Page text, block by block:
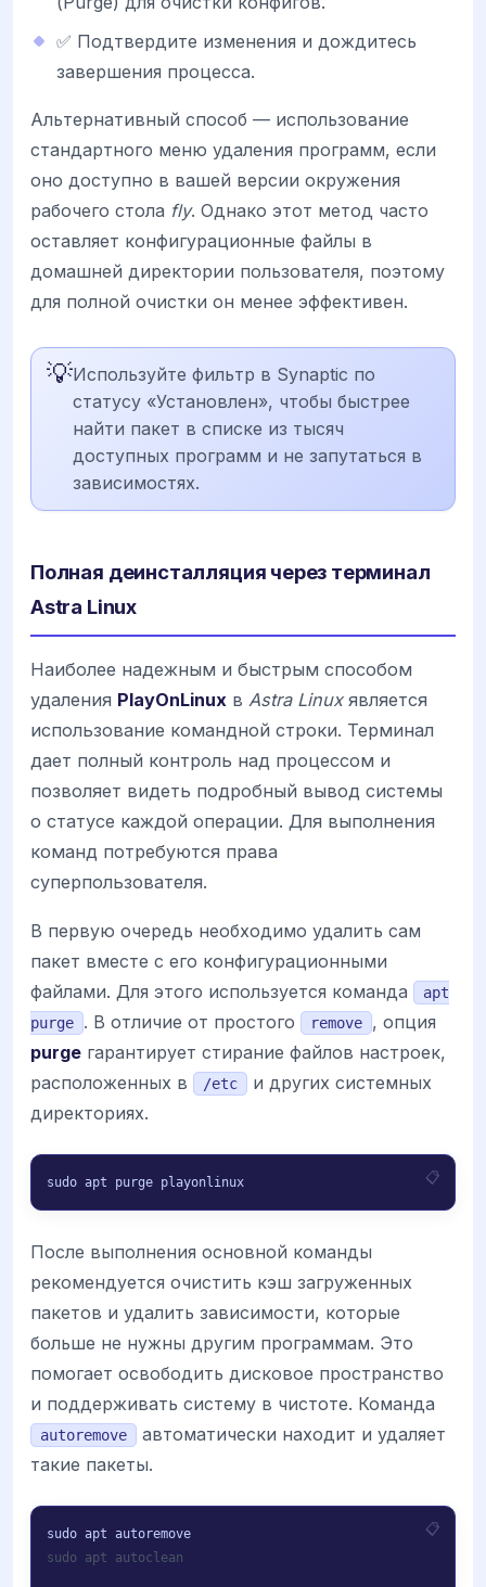
✅ Подтвердите изменения и дождитесь
завершения процесса.
Альтернативный способ — использование
стандартного меню удаления программ, если
оно доступно в вашей версии окружения
рабочего стола fly. Однако этот метод часто
оставляет конфигурационные файлы в
домашней директории пользователя, поэтому
для полной очистки он менее эффективен.
💡Используйте фильтр в Synaptic по
статусу «Установлен», чтобы быстрее
найти пакет в списке из тысяч
доступных программ и не запутаться в
зависимостях.
Полная деинсталляция через терминал
Astra Linux
Наиболее надежным и быстрым способом
удаления PlayOnLinux в Astra Linuxявляется
использование командной строки. Терминал
дает полный контроль над процессом и
позволяет видеть подробный вывод системы
о статусе каждой операции. Для выполнения
команд потребуются права
суперпользователя.
В первую очередь необходимо удалить сам
пакет вместе с его конфигурационными
файлами. Для этого используется команда
apt
purge
. В отличие от простого remove
, опция
purge гарантирует стирание файлов настроек,
расположенных в
/etc
и других системных
директориях.
sudo apt purge playonlinux
После выполнения основной команды
рекомендуется очистить кэш загруженных
пакетов и удалить зависимости, которые
больше не нужны другим программам. Это
помогает освободить дисковое пространство
и поддерживать систему в чистоте. Команда
autoremove
автоматически находит и удаляет
такие пакеты.
sudo apt autoclean